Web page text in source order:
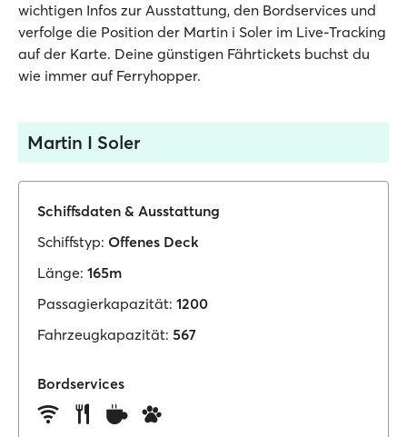
wichtigen Infos zur Ausstattung, den Bordservices und
verfolge die Position der Martin i Soler im Live-Tracking
auf der Karte. Deine günstigen Fährtickets buchst du
wie immer auf Ferryhopper.
Martin I Soler
Schiffsdaten & Ausstattung
Schiffstyp: Offenes Deck
Länge: 165m
Passagierkapazität: 1200
Fahrzeugkapazität: 567
Bordservices